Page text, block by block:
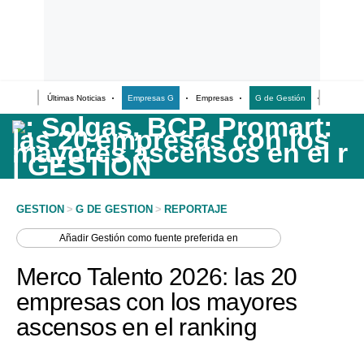
Últimas Noticias Empresas G Empresas G de Gestión
Últimas Noticias
Casos de Estudio
Columnistas
Lifestyle
GESTION > G DE GESTION > REPORTAJE
AñadirGestión como fuente preferida en
Merco Talento 2026: las 20
empresas con los mayores
ascensos en el ranking